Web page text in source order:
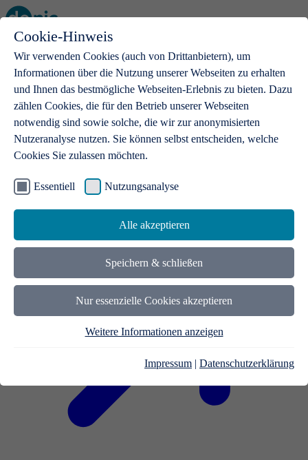
Cookie-Hinweis
Wir verwenden Cookies (auch von Drittanbietern), um
Informationen über die Nutzung unserer Webseiten zu erhalten
und Ihnen das bestmögliche Webseiten-Erlebnis zu bieten. Dazu
zählen Cookies, die für den Betrieb unserer Webseiten
notwendig sind sowie solche, die wir zur anonymisierten
Nutzeranalyse nutzen. Sie können selbst entscheiden, welche
Cookies Sie zulassen möchten.
Essentiell Nutzungsanalyse
Alle akzeptieren
Speichern & schließen
Nur essenzielle Cookies akzeptieren
Weitere Informationen anzeigen
Impressum | Datenschutzerklärung
Open main menu
.de-Domains
Mit einer .de-Domain erhalten Ideen eine Bühne